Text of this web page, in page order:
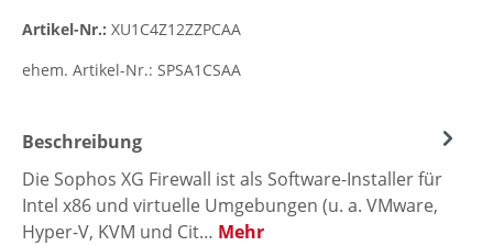
Artikel-Nr.: XU1C4Z12ZZPCAA
ehem. Artikel-Nr.: SPSA1CSAA
Beschreibung
Die Sophos XG Firewall ist als Software-Installer für
Intel x86 und virtuelle Umgebungen (u. a. VMware,
Hyper-V, KVM und Cit… Mehr